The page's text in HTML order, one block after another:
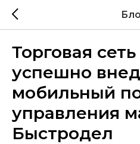
Торговая
успешно
мобильный
управления
Быстродел